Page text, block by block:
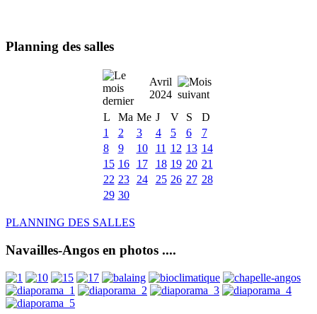
Planning des salles
Avril
2024
L
Ma Me J V S
D
1
2 3 4 5 6
7
8
9 10 11 12 13 14
15 16 17 18 19 20 21
22 23 24 25 26 27 28
29 30
PLANNING DES SALLES
Navailles-Angos en photos ....